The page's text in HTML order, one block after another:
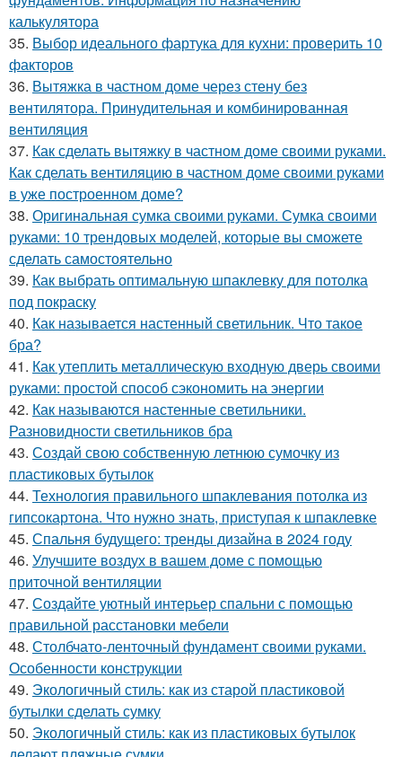
калькулятора
35. Выбор идеального фартука для кухни: проверить 10
факторов
36. Вытяжка в частном доме через стену без
вентилятора. Принудительная и комбинированная
вентиляция
37. Как сделать вытяжку в частном доме своими руками.
Как сделать вентиляцию в частном доме своими руками
в уже построенном доме?
38. Оригинальная сумка своими руками. Сумка своими
руками: 10 трендовых моделей, которые вы сможете
сделать самостоятельно
39. Как выбрать оптимальную шпаклевку для потолка
под покраску
40. Как называется настенный светильник. Что такое
бра?
41. Как утеплить металлическую входную дверь своими
руками: простой способ сэкономить на энергии
42. Как называются настенные светильники.
Разновидности светильников бра
43. Создай свою собственную летнюю сумочку из
пластиковых бутылок
44. Технология правильного шпаклевания потолка из
гипсокартона. Что нужно знать, приступая к шпаклевке
45. Спальня будущего: тренды дизайна в 2024 году
46. Улучшите воздух в вашем доме с помощью
приточной вентиляции
47. Создайте уютный интерьер спальни с помощью
правильной расстановки мебели
48. Столбчато-ленточный фундамент своими руками.
Особенности конструкции
49. Экологичный стиль: как из старой пластиковой
бутылки сделать сумку
50. Экологичный стиль: как из пластиковых бутылок